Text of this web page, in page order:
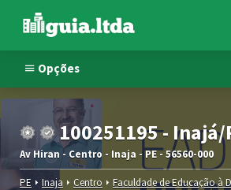
Opções
100251195 - Inajá/
Av Hiran - Centro - Inaja - PE - 56560-000
PE Inaja Centro Faculdade de Educação à